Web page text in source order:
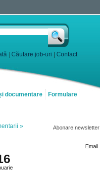
Căutare job-uri Contact
documentare Formulare
» Abonare newsletter
Email